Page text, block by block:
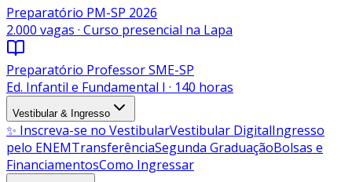
Preparatório PM-SP 2026
2.000 vagas · Curso presencial na Lapa
Preparatório Professor SME-SP
Ed. Infantil e Fundamental I · 140 horas
Vestibular & Ingresso
✨ Inscreva-se no VestibularVestibular DigitalIngresso
pelo ENEMTransferênciaSegunda GraduaçãoBolsas e
FinanciamentosComo Ingressar